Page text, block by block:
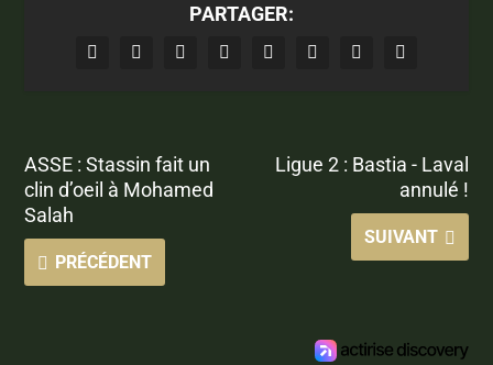
PARTAGER:
ASSE : Stassin fait un
clin d’oeil à Mohamed
Salah
PRÉCÉDENT
Ligue 2 : Bastia - Laval
annulé !
SUIVANT